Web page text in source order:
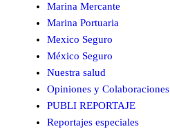
Marina Mercante
Marina Portuaria
Mexico Seguro
México Seguro
Nuestra salud
Opiniones y Colaboraciones
PUBLI REPORTAJE
Reportajes especiales